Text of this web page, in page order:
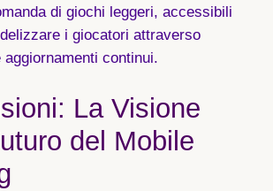
di giochi leggeri, accessibili
i giocatori attraverso
continui.
La Visione
del Mobile